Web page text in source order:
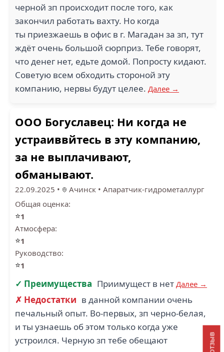
черной зп происходит после того, как
закончил работать вахту. Но когда
ты приезжаешь в офис в г. Магадан за зп, тут
ждёт очень большой сюрприз. Тебе говорят,
что денег нет, едьте домой. Попросту кидают.
Советую всем обходить стороной эту
компанию, нервы будут целее. Далее →
ООО Богуславец: Ни когда не
устраиввйтесь в эту компанию,
за не выплачивают,
обманывают.
22.09.2025 • Ачинск • Апаратчик-гидрометаллург
Общая оценка:
⭐1
Атмосфера:
⭐1
Руководство:
⭐1
✓ Преимущества Приимущест в нет Далее →
✗ Недостатки в данной компании очень
печальный опыт. Во-первых, зп черно-белая,
и ты узнаешь об этом только когда уже
устроился. Черную зп тебе обещают